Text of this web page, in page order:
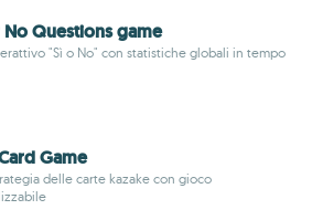
No Questions game
"Sì o No" con statistiche globali in tempo
Game
delle carte kazake con gioco